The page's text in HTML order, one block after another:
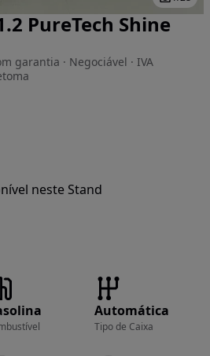
PureTech Shine
garantia · Negociável · IVA
neste Stand
Automática
Tipo de Caixa